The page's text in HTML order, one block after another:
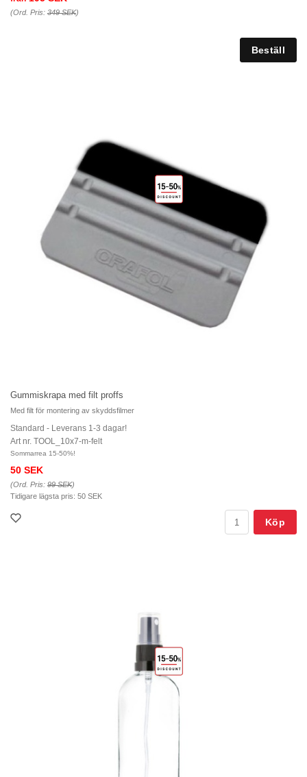
(Ord. Pris: 349 SEK)
Gummiskrapa med filt proffs
Med filt för montering av skyddsfilmer
Standard - Leverans 1-3 dagar!
Art nr. TOOL_10x7-m-felt
Sommarrea 15-50%!
50 SEK
(Ord. Pris: 99 SEK)
Tidigare lägsta pris: 50 SEK
Köp